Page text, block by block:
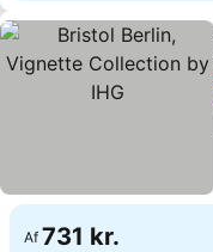
Af 731 kr.